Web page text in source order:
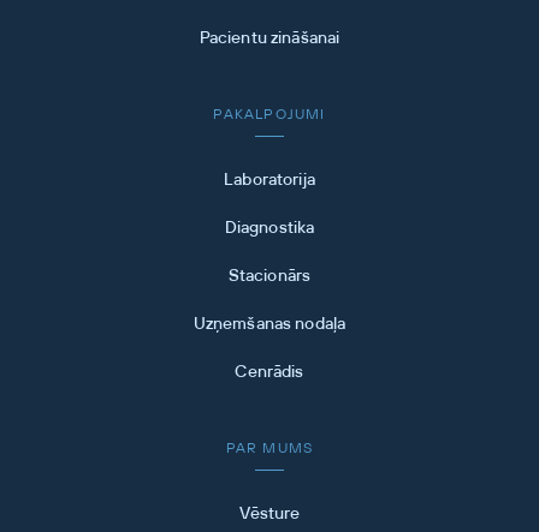
Pacientu zināšanai
PAKALPOJUMI
Laboratorija
Diagnostika
Stacionārs
Uzņemšanas nodaļa
Cenrādis
PAR MUMS
Vēsture